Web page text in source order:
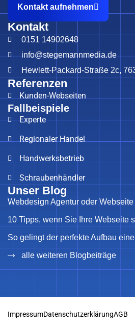
Kontakt aufnehmen
Kontakt
0151 14902648
info@stegemannmedia.de
Hewlett-Packard-Straße 2c,
Referenzen
Kunden-Webseiten
Fallbeispiele
Experte
Regionaler Handel
Handwerksbetrieb
Schraubenhändler
Unser Blog
Webdesign Agentur oder
10 Tipps, wenn Sie Ihre Webseite
So gelingt der perfekte Aufbau
alle weiteren Blogbeiträge
ImpressumDatenschutzerklärungAGB